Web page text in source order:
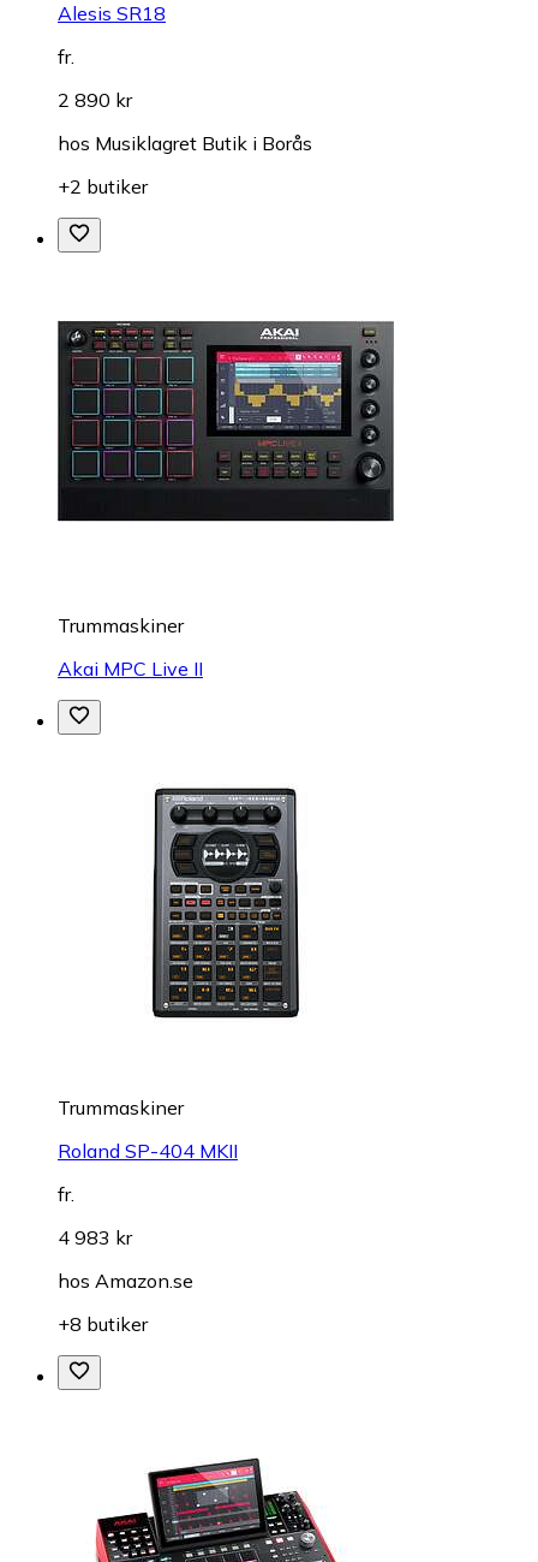
Alesis SR18
fr.
2 890 kr
hos Musiklagret Butik i Borås
+2 butiker
Trummaskiner
Akai MPC Live II
Trummaskiner
Roland SP-404 MKII
fr.
4 983 kr
hos Amazon.se
+8 butiker